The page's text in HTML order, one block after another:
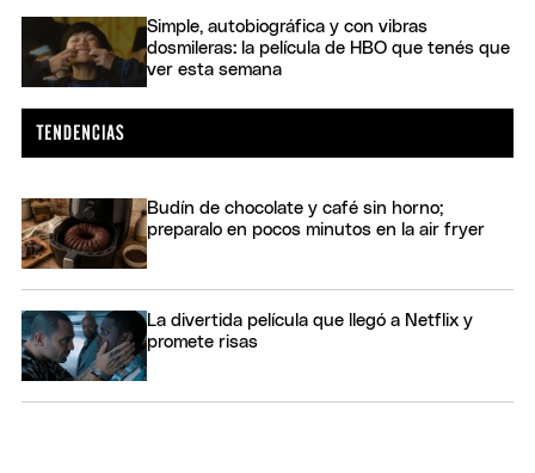
Simple, autobiográfica y con vibras
dosmileras: la película de HBO que tenés que
ver esta semana
Budín de chocolate y café sin horno;
preparalo en pocos minutos en la air fryer
La divertida película que llegó a Netflix y
promete risas